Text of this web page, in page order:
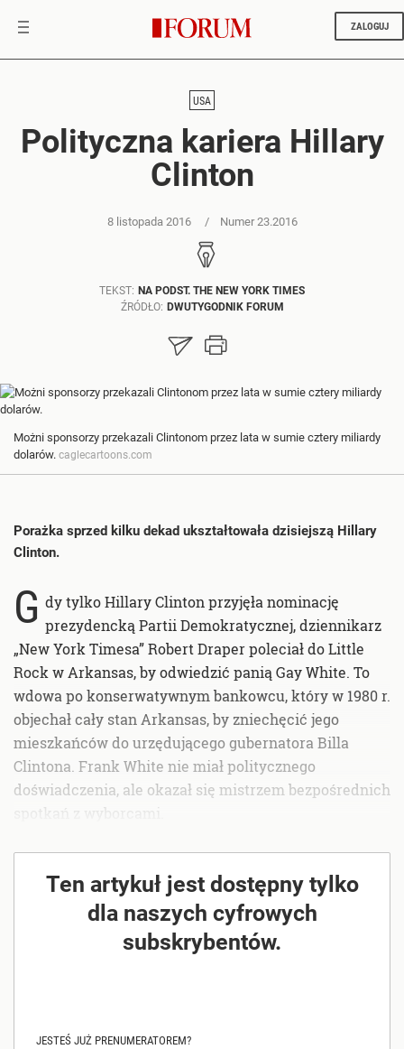
ZALOGUJ
TEKST: NA PODST. THE NEW YORK TIMES
ŹRÓDŁO: DWUTYGODNIK FORUM
USA
Polityczna kariera Hillary
Clinton
8 listopada 2016 Numer 23.2016
Możni sponsorzy przekazali Clintonom przez lata w sumie cztery miliardy
dolarów. caglecartoons.com
Porażka sprzed kilku dekad ukształtowała dzisiejszą Hillary
Clinton.
G dy tylko Hillary Clinton przyjęła nominację
prezydencką Partii Demokratycznej, dziennikarz
„New York Timesa” Robert Draper poleciał do Little
Rock w Arkansas, by odwiedzić panią Gay White. To
wdowa po konserwatywnym bankowcu, który w 1980 r.
objechał cały stan Arkansas, by zniechęcić jego
mieszkańców do urzędującego gubernatora Billa
Clintona. Frank White nie miał politycznego
doświadczenia, ale okazał się mistrzem bezpośrednich
spotkań z wyborcami.
Ten artykuł jest dostępny tylko
dla naszych cyfrowych
subskrybentów.
JESTEŚ JUŻ PRENUMERATOREM?